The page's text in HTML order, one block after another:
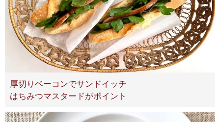
厚切りベーコンでサンドイッチ
はちみつマスタードがポイント